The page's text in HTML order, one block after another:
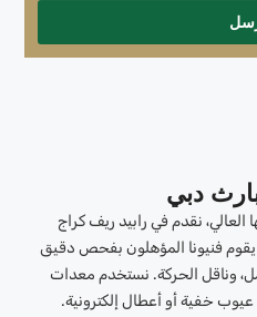
دبي
العالي، نقدم في رابيد ريف كراج
فنيونا المؤهلون بفحص دقيق
وناقل الحركة. نستخدم معدات
خفية أو أعطال إلكترونية.